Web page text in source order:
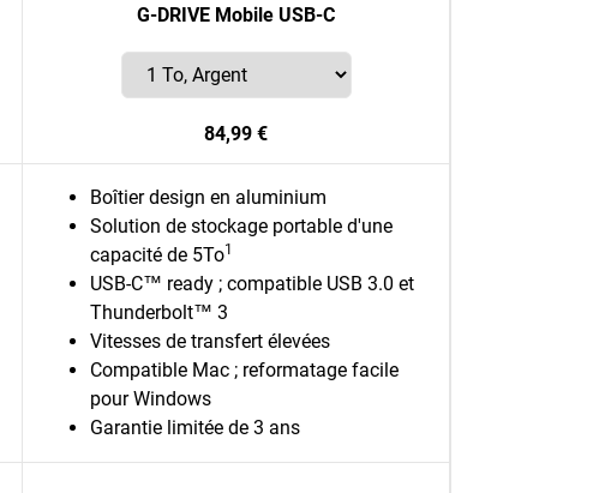
G-DRIVE Mobile USB-C
84,99 €
Boîtier design en aluminium
Solution de stockage portable d'une
capacité de 5To1
USB-C™ ready ; compatible USB 3.0 et
Thunderbolt™ 3
Vitesses de transfert élevées
Compatible Mac ; reformatage facile
pour Windows
Garantie limitée de 3 ans